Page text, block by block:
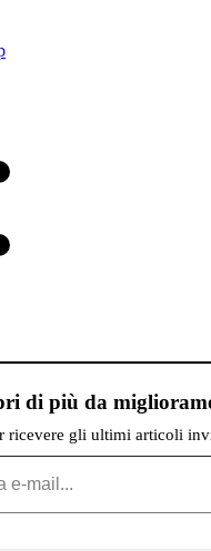
di più da
ricevere gli ultimi articoli